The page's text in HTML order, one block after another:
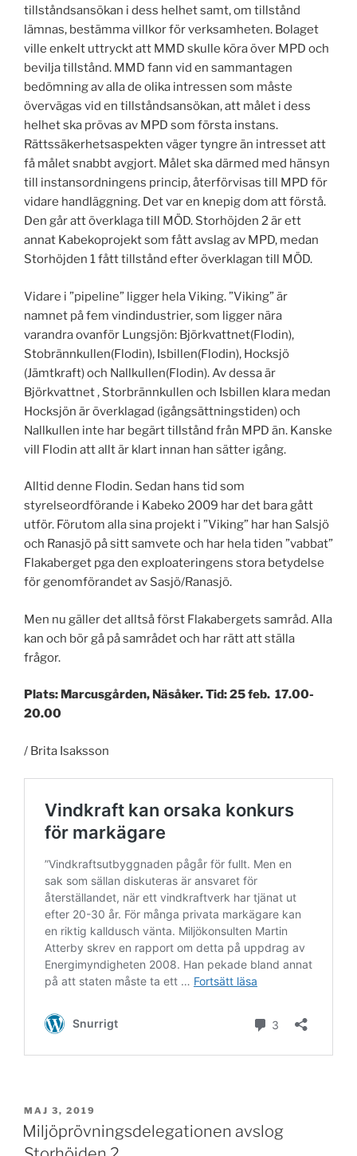
tillståndsansökan i dess helhet samt, om tillstånd
lämnas, bestämma villkor för verksamheten. Bolaget
ville enkelt uttryckt att MMD skulle köra över MPD och
bevilja tillstånd. MMD fann vid en sammantagen
bedömning av alla de olika intressen som måste
övervägas vid en tillståndsansökan, att målet i dess
helhet ska prövas av MPD som första instans.
Rättssäkerhetsaspekten väger tyngre än intresset att
få målet snabbt avgjort. Målet ska därmed med hänsyn
till instansordningens princip, återförvisas till MPD för
vidare handläggning. Det var en knepig dom att förstå.
Den går att överklaga till MÖD. Storhöjden 2 är ett
annat Kabekoprojekt som fått avslag av MPD, medan
Storhöjden 1 fått tillstånd efter överklagan till MÖD.
Vidare i ”pipeline” ligger hela Viking. ”Viking” är
namnet på fem vindindustrier, som ligger nära
varandra ovanför Lungsjön: Björkvattnet(Flodin),
Stobrännkullen(Flodin), Isbillen(Flodin), Hocksjö
(Jämtkraft) och Nallkullen(Flodin). Av dessa är
Björkvattnet , Storbrännkullen och Isbillen klara medan
Hocksjön är överklagad (igångsättningstiden) och
Nallkullen inte har begärt tillstånd från MPD än. Kanske
vill Flodin att allt är klart innan han sätter igång.
Alltid denne Flodin. Sedan hans tid som
styrelseordförande i Kabeko 2009 har det bara gått
utför. Förutom alla sina projekt i ”Viking” har han Salsjö
och Ranasjö på sitt samvete och har hela tiden ”vabbat”
Flakaberget pga den exploateringens stora betydelse
för genomförandet av Sasjö/Ranasjö.
Men nu gäller det alltså först Flakabergets samråd. Alla
kan och bör gå på samrådet och har rätt att ställa
frågor.
Plats: Marcusgården, Näsåker. Tid: 25 feb. 17.00-
20.00
/ Brita Isaksson
PUBLICERAT
MAJ 3, 2019
Miljöprövningsdelegationen avslog